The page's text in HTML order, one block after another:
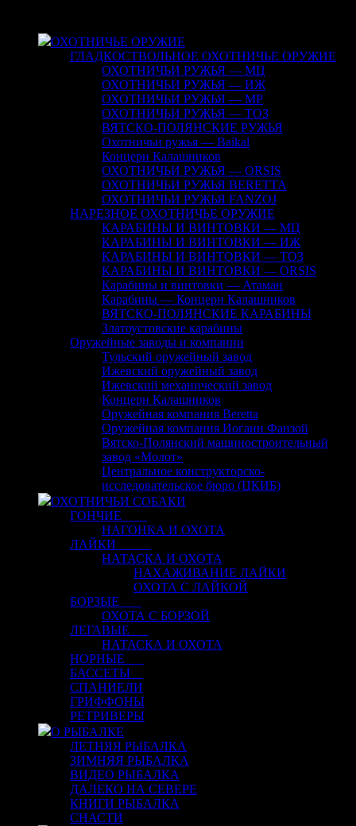
ОХОТНИЧЬЕ ОРУЖИЕ
ГЛАДКОСТВОЛЬНОЕ ОХОТНИЧЬЕ ОРУЖИЕ
ОХОТНИЧЬИ РУЖЬЯ — МЦ
ОХОТНИЧЬИ РУЖЬЯ — ИЖ
ОХОТНИЧЬИ РУЖЬЯ — МР
ОХОТНИЧЬИ РУЖЬЯ — ТОЗ
ВЯТСКО-ПОЛЯНСКИЕ РУЖЬЯ
Охотничьи ружья — Baikal
Концерн Калашников
ОХОТНИЧЬИ РУЖЬЯ — ORSIS
ОХОТНИЧЬИ РУЖЬЯ BERETTA
ОХОТНИЧЬИ РУЖЬЯ FANZOJ
НАРЕЗНОЕ ОХОТНИЧЬЕ ОРУЖИЕ
КАРАБИНЫ И ВИНТОВКИ — МЦ
КАРАБИНЫ И ВИНТОВКИ — ИЖ
КАРАБИНЫ И ВИНТОВКИ — ТОЗ
КАРАБИНЫ И ВИНТОВКИ — ORSIS
Карабины и винтовки — Атаман
Карабины — Концерн Калашников
ВЯТСКО-ПОЛЯНСКИЕ КАРАБИНЫ
Златоустовские карабины
Оружейные заводы и компании
Тульский оружейный завод
Ижевский оружейный завод
Ижевский механический завод
Концерн Калашников
Оружейная компания Beretta
Оружейная компания Иоганн Фанзой
Вятско-Полянский машиностроительный
завод «Молот»
Центральное конструкторско-
исследовательское бюро (ЦКИБ)
ОХОТНИЧЬИ СОБАКИ
ГОНЧИЕ
НАГОНКА И ОХОТА
ЛАЙКИ
НАТАСКА И ОХОТА
НАХАЖИВАНИЕ ЛАЙКИ
ОХОТА С ЛАЙКОЙ
БОРЗЫЕ
ОХОТА С БОРЗОЙ
ЛЕГАВЫЕ
НАТАСКА И ОХОТА
НОРНЫЕ
БАССЕТЫ
СПАНИЕЛИ
ГРИФФОНЫ
РЕТРИВЕРЫ
О РЫБАЛКЕ
ЛЕТНЯЯ РЫБАЛКА
ЗИМНЯЯ РЫБАЛКА
ВИДЕО РЫБАЛКА
ДАЛЕКО НА СЕВЕРЕ
КНИГИ РЫБАЛКА
СНАСТИ